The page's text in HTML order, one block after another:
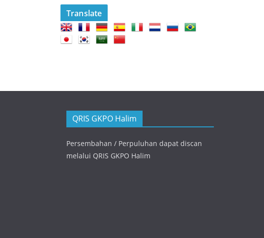
Translate
QRIS GKPO Halim
Persembahan / Perpuluhan dapat discan
melalui QRIS GKPO Halim